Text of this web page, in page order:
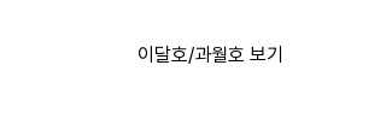
이달호/과월호 보기